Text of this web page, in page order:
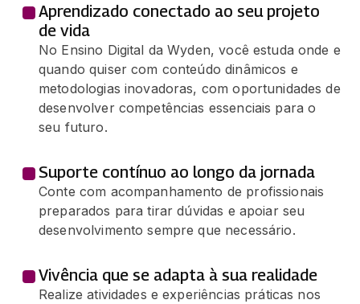
Aprendizado conectado ao seu projeto
de vida
No Ensino Digital da Wyden, você estuda onde e
quando quiser com conteúdo dinâmicos e
metodologias inovadoras, com oportunidades de
desenvolver competências essenciais para o
seu futuro.
Suporte contínuo ao longo da jornada
Conte com acompanhamento de profissionais
preparados para tirar dúvidas e apoiar seu
desenvolvimento sempre que necessário.
Vivência que se adapta à sua realidade
Realize atividades e experiências práticas nos